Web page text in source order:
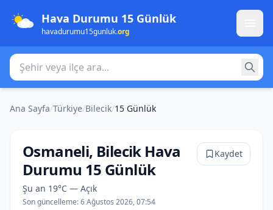
Hava Durumu 15 Günlük
havadurumu15gunluk.org
Şehir veya ilçe ara
Ana Sayfa/Türkiye/Bilecik/15 Günlük
Osmaneli, Bilecik Hava
Durumu 15 Günlük
Şu an 19°C — Açık
Son güncelleme:6 Ağustos 2026, 07:54
Kaydet